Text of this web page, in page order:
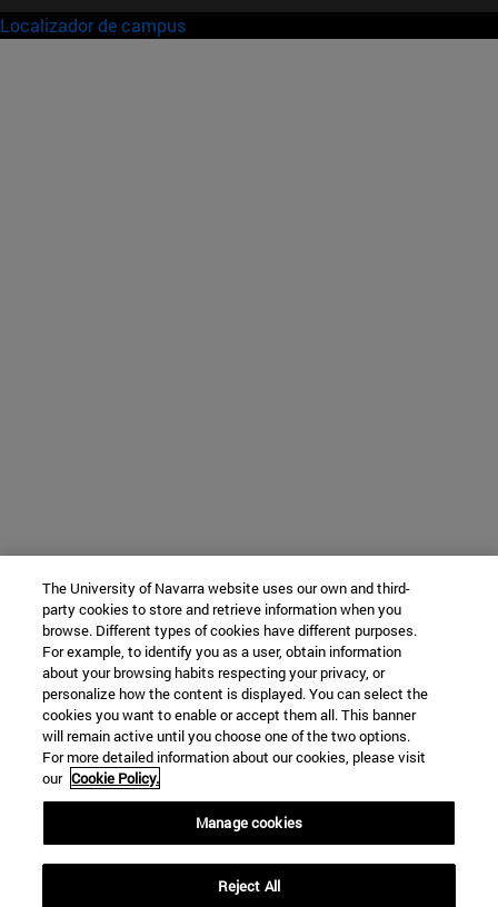
Localizador de campus
The University of Navarra website uses our own and third-
party cookies to store and retrieve information when you
browse. Different types of cookies have different purposes.
For example, to identify you as a user, obtain information
about your browsing habits respecting your privacy, or
personalize how the content is displayed. You can select the
cookies you want to enable or accept them all. This banner
will remain active until you choose one of the two options.
For more detailed information about our cookies, please visit
our Cookie Policy.
Manage cookies
Reject All